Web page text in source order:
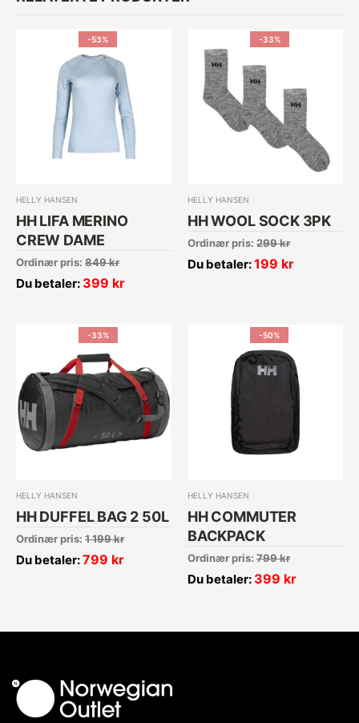
-53%
HELLY HANSEN
HH LIFA MERINO
CREW DAME
Ordinær pris: 849kr
Du betaler: 399 kr
-33%
HELLY HANSEN
HH WOOL SOCK 3PK
Ordinær pris: 299kr
Du betaler:199 kr
-33%
HELLY HANSEN
HH DUFFEL BAG 2 50L
Ordinær pris: 1 199kr
Du betaler:799 kr
-50%
HELLY HANSEN
HH COMMUTER
BACKPACK
Ordinær pris: 799kr
Du betaler: 399 kr